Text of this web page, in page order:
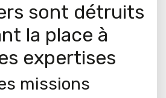
sont détruits
la place à
expertises
missions